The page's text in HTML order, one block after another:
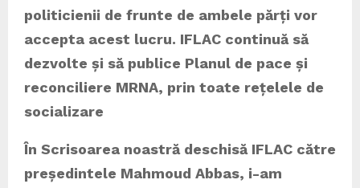
politicienii de frunte de ambele părți vor
accepta acest lucru. IFLAC continuă să
dezvolte și să publice Planul de pace și
reconciliere MRNA, prin toate rețelele de
socializare
În Scrisoarea noastră deschisă IFLAC către
președintele Mahmoud Abbas, i-am